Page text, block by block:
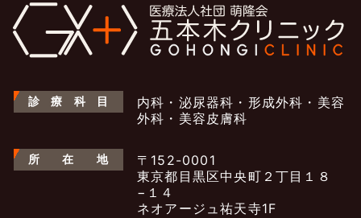
診 療 科 目
内科・泌尿器科・形成外科・美容
外科・美容皮膚科
所 在 地
〒152-0001
東京都目黒区中央町２丁目１８
−１４
ネオアージュ祐天寺1F